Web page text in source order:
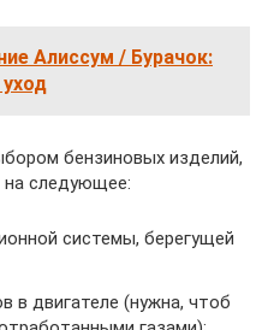
Алиссум / Бурачок:
бензиновых изделий,
на следующее:
системы, берегущей
в двигателе (нужна, чтоб